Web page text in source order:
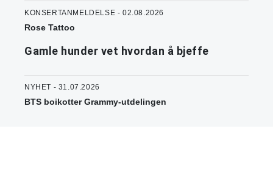
KONSERTANMELDELSE - 02.08.2026
Rose Tattoo
Gamle hunder vet hvordan å bjeffe
NYHET - 31.07.2026
BTS boikotter Grammy-utdelingen